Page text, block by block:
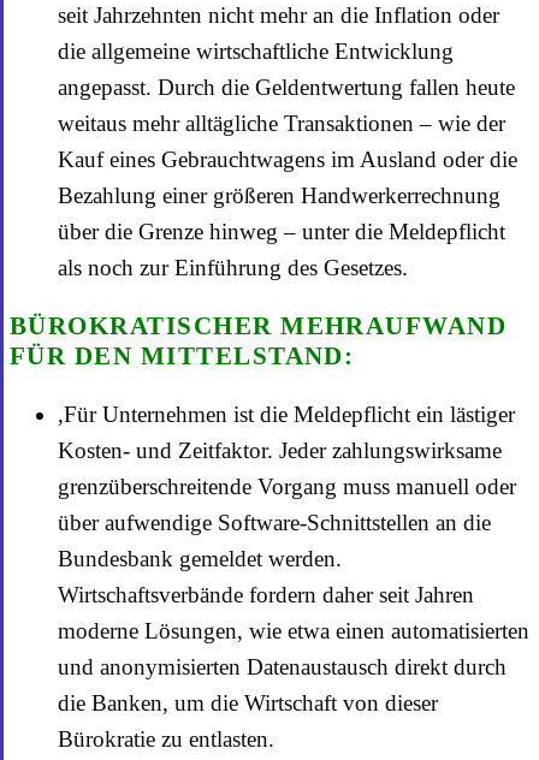
seit Jahrzehnten nicht mehr an die Inflation oder
die allgemeine wirtschaftliche Entwicklung
angepasst. Durch die Geldentwertung fallen heute
weitaus mehr alltägliche Transaktionen – wie der
Kauf eines Gebrauchtwagens im Ausland oder die
Bezahlung einer größeren Handwerkerrechnung
über die Grenze hinweg – unter die Meldepflicht
als noch zur Einführung des Gesetzes.
BÜROKRATISCHER MEHRAUFWAND
FÜR DEN MITTELSTAND:
,Für Unternehmen ist die Meldepflicht ein lästiger
Kosten- und Zeitfaktor. Jeder zahlungswirksame
grenzüberschreitende Vorgang muss manuell oder
über aufwendige Software-Schnittstellen an die
Bundesbank gemeldet werden.
Wirtschaftsverbände fordern daher seit Jahren
moderne Lösungen, wie etwa einen automatisierten
und anonymisierten Datenaustausch direkt durch
die Banken, um die Wirtschaft von dieser
Bürokratie zu entlasten.